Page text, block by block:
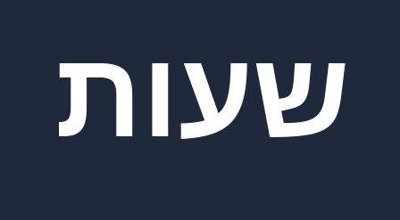
שעות